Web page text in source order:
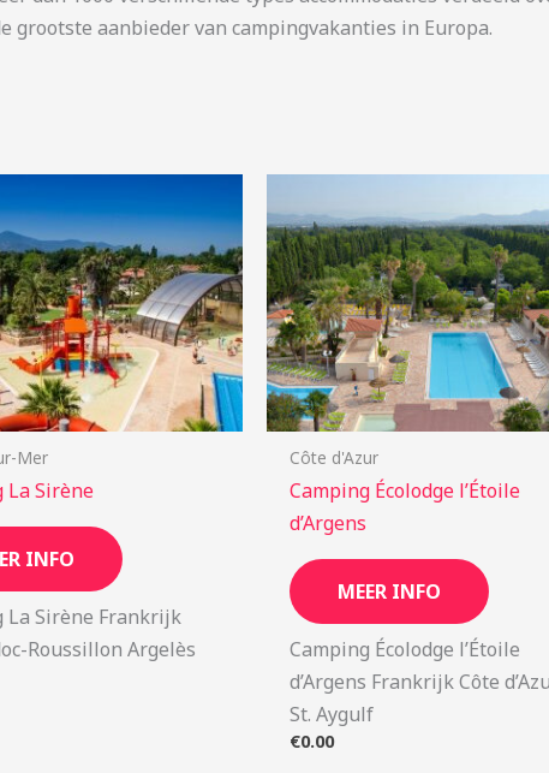
grootste aanbieder van campingvakanties in Europa.
Mer
La Sirène
INFO
La Sirène Frankrijk
Roussillon Argelès
Côte d'Azur
Camping Écolodge l’Étoile
d’Argens
MEER INFO
Camping Écolodge l’Étoile
d’Argens Frankrijk Côte
St. Aygulf
€0.00